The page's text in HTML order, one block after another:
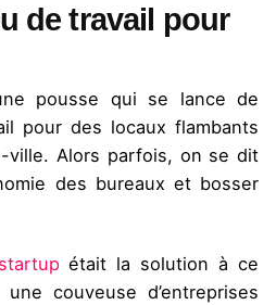
de travail pour
pousse qui se lance de
pour des locaux flambants
ville. Alors parfois, on se dit
des bureaux et bosser
était la solution à ce
couveuse d’entreprises